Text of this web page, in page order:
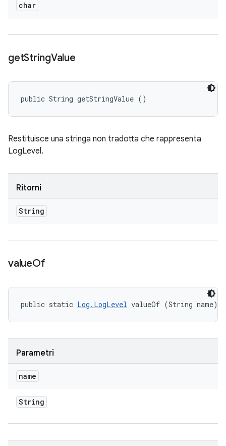
char
getStringValue
public String getStringValue ()
Restituisce una stringa non tradotta che rappresenta
LogLevel.
Ritorni
String
valueOf
public static Log.LogLevel valueOf (String name)
Parametri
name
String